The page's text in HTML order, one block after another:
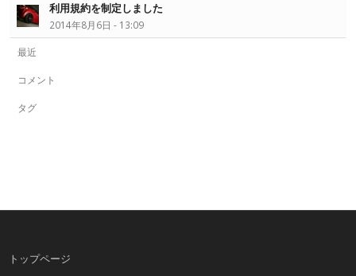
利用規約を制定しました
2014年8月6日 - 13:09
最近
コメント
タグ
トップページ